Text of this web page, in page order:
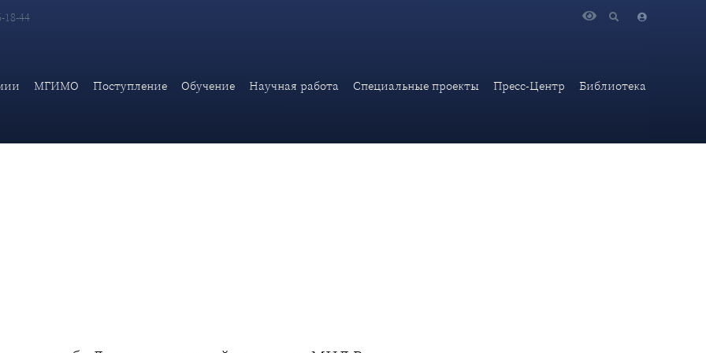
18-44
МГИМО Поступление Обучение Научная работа Специальные проекты Пресс-Центр Библиотека
клуба Дипломатической академии МИД России